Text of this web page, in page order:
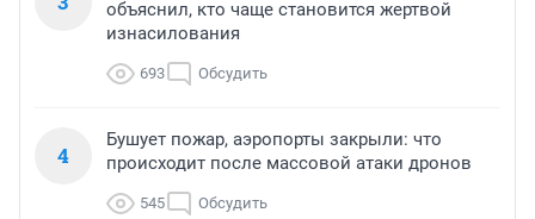
объяснил, кто чаще становится жертвой
изнасилования
693 Обсудить
4
Бушует пожар, аэропорты закрыли: что
происходит после массовой атаки дронов
545 Обсудить